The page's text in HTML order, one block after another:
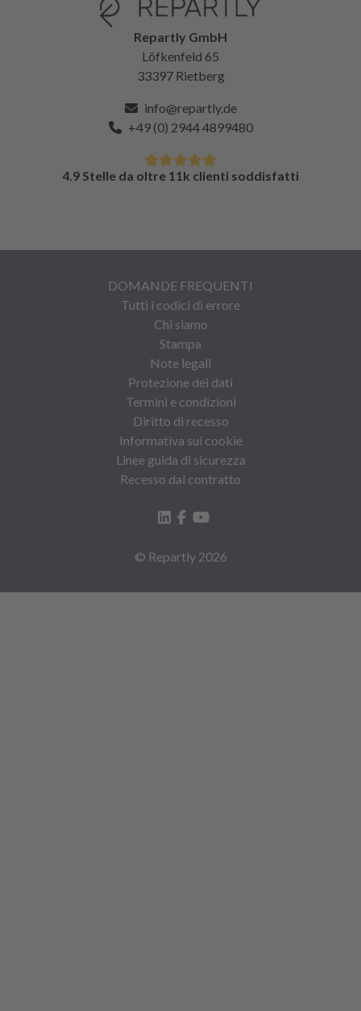
Repartly GmbH
Löfkenfeld 65
33397 Rietberg
info@repartly.de
+49 (0) 2944 4899480
4.9 Stelle da oltre 11k clienti soddisfatti
DOMANDE FREQUENTI
Tutti i codici di errore
Chi siamo
Stampa
Note legali
Protezione dei dati
Termini e condizioni
Diritto di recesso
Informativa sui cookie
Linee guida di sicurezza
Recesso dal contratto
© Repartly 2026